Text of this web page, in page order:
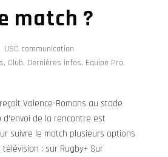
match ?
USC communication
, Club, Dernières infos, Equipe Pro,
Valence-Romans au stade
d’envoi de la rencontre est
suivre le match plusieurs options
: sur Rugby+ Sur